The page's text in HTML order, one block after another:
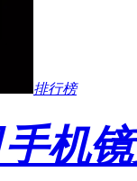
排行榜
机